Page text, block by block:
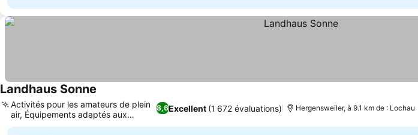
Landhaus Sonne
8,6Excellent (1 672 évaluations)
Activités pour les amateurs de plein
air, Équipements adaptés aux
familles
Hergensweiler, à 9.1 km de : Lochau